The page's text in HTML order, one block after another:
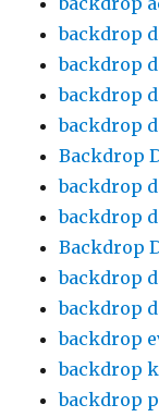
backdrop
backdrop
backdrop
backdrop
Backdrop
backdrop
backdrop
Backdrop
backdrop
backdrop
backdrop
backdrop
backdrop